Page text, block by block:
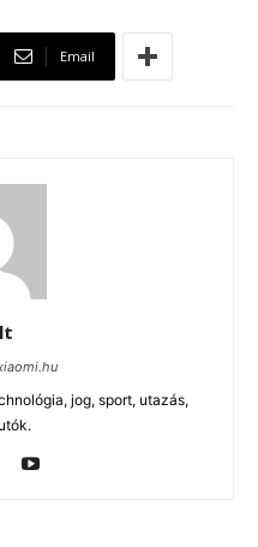
Email
jog, sport, utazás,